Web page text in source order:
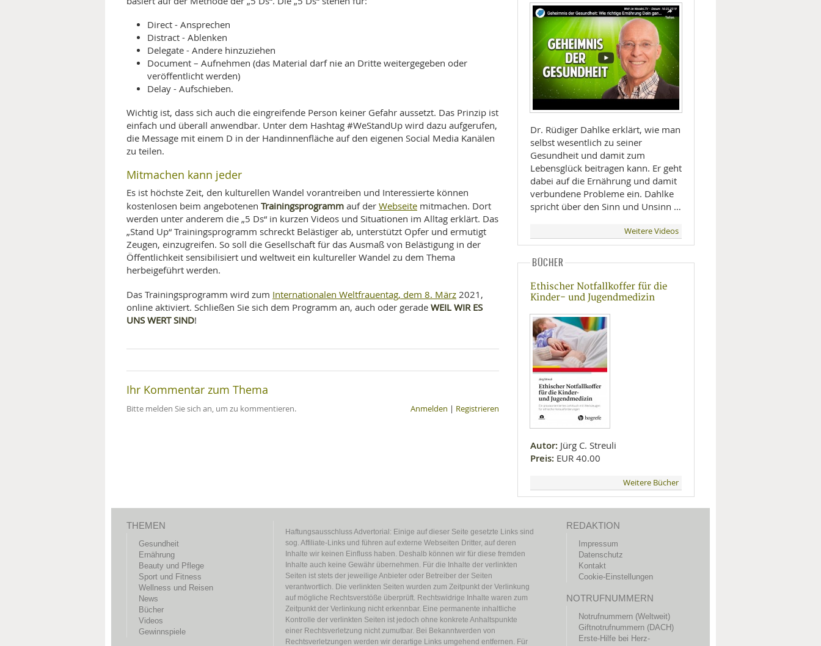
Direct - Ansprechen
Distract - Ablenken
Delegate - Andere hinzuziehen
Document – Aufnehmen (das Material darf nie an Dritte weitergegeben oder
veröffentlicht werden)
Delay - Aufschieben.
Wichtig ist, dass sich auch die eingreifende Person keiner Gefahr aussetzt. Das Prinzip ist
einfach und überall anwendbar. Unter dem Hashtag #WeStandUp wird dazu aufgerufen,
die Message mit einem D in der Handinnenfläche auf den eigenen Social Media Kanälen
zu teilen.
Mitmachen kann jeder
Es ist höchste Zeit, den kulturellen Wandel vorantreiben und Interessierte können
kostenlosen beim angebotenen Trainingsprogramm auf der Webseite mitmachen. Dort
werden unter anderem die „5 Ds“ in kurzen Videos und Situationen im Alltag erklärt. Das
„Stand Up“ Trainingsprogramm schreckt Belästiger ab, unterstützt Opfer und ermutigt
Zeugen, einzugreifen. So soll die Gesellschaft für das Ausmaß von Belästigung in der
Öffentlichkeit sensibilisiert und weltweit ein kultureller Wandel zu dem Thema
herbeigeführt werden.
Das Trainingsprogramm wird zum Internationalen Weltfrauentag, dem 8. März 2021,
online aktiviert. Schließen Sie sich dem Programm an, auch oder gerade WEIL WIR ES
UNS WERT SIND!
Ihr Kommentar zum Thema
Bitte melden Sie sich an, um zu kommentieren. Anmelden | Registrieren
Dr. Rüdiger Dahlke erklärt, wie man
selbst wesentlich zu seiner
Gesundheit und damit zum
Lebensglück beitragen kann. Er geht
dabei auf die Ernährung und damit
verbundene Probleme ein. Dahlke
spricht über den Sinn und Unsinn …
Weitere Videos
BÜCHER
Ethischer Notfallkoffer für die
Kinder- und Jugendmedizin
Autor: Jürg C. Streuli
Preis: EUR 40.00
Weitere Bücher
THEMEN
Gesundheit
Ernährung
Beauty und Pflege
Sport und Fitness
Wellness und Reisen
News
Bücher
Videos
Gewinnspiele
Haftungsausschluss Advertorial: Einige auf dieser Seite gesetzte Links sind
sog. Affiliate-Links und führen auf externe Webseiten Dritter, auf deren
Inhalte wir keinen Einfluss haben. Deshalb können wir für diese fremden
Inhalte auch keine Gewähr übernehmen. Für die Inhalte der verlinkten
Seiten ist stets der jeweilige Anbieter oder Betreiber der Seiten
verantwortlich. Die verlinkten Seiten wurden zum Zeitpunkt der Verlinkung
auf mögliche Rechtsverstöße überprüft. Rechtswidrige Inhalte waren zum
Zeitpunkt der Verlinkung nicht erkennbar. Eine permanente inhaltliche
Kontrolle der verlinkten Seiten ist jedoch ohne konkrete Anhaltspunkte
einer Rechtsverletzung nicht zumutbar. Bei Bekanntwerden von
Rechtsverletzungen werden wir derartige Links umgehend entfernen. Für
REDAKTION
Impressum
Datenschutz
Kontakt
Cookie-Einstellungen
NOTRUFNUMMERN
Notrufnummern (Weltweit)
Giftnotrufnummern (DACH)
Erste-Hilfe bei Herz-